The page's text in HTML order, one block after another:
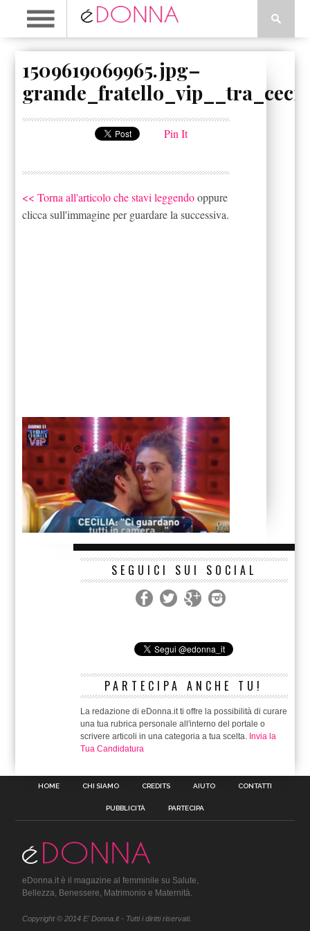
1509619069965.jpg–
Pin It
<< Torna all'articolo che stavi leggendooppure
clicca sull'immagine per guardare la successiva.
SEGUICI SUI SOCIAL
PARTECIPA ANCHE TU!
La redazione di eDonna.it ti offre la possibilità di curare
una tua rubrica personale all'interno del portale o
scrivere articoli in una categoria a tua scelta. Invia la
Tua Candidatura
HOME CHI SIAMO CREDITS AIUTO CONTATTI
PUBBLICITÀ PARTECIPA
eDonna.it è il magazine al femminile su Salute,
Bellezza, Benessere, Matrimonio e Maternità.
Copyright © 2014 E' Donna.it - Tutti i diritti riservati.